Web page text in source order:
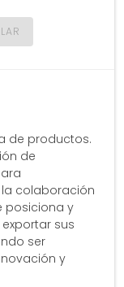
de productos.
de
colaboración
posiciona y
sus
ser
y